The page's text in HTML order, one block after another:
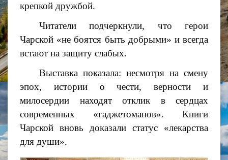
крепкой дружбой.
Читатели подчеркнули, что герои
Чарской «не боятся быть добрыми» и всегда
встают на защиту слабых.
Выставка показала: несмотря на смену
эпох, истории о чести, верности и
милосердии находят отклик в сердцах
современных «гаджетоманов». Книги
Чарской вновь доказали статус «лекарства
для души».